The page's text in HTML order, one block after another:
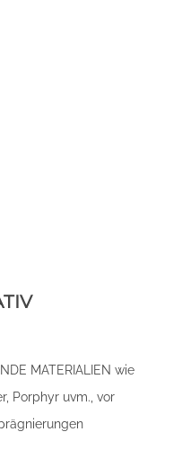
MATERIALIEN wie
Porphyr uvm., vor